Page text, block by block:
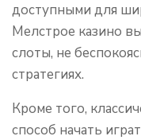
доступными для
Мелстрое казино
слоты, не
стратегиях.
Кроме того,
способ начать